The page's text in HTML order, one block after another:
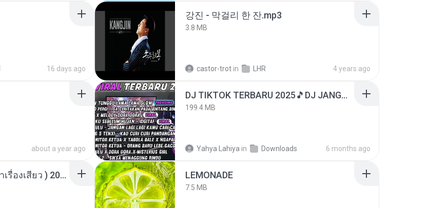
16 days ago
강진 - 막걸리 한 잔.mp3
3.8 MB
castor-trot in LHR 4 years ago
about a year ago
DJ TIKTOK TERBARU 2025🎵DJ JANGAN TUNGGU LAMA LAMA NANTI LAMA LAMA 🎵DJ SEDIA AKU SEBELUM HUJAN
199.4 MB
Yahya Lahiya in Downloads 6 months ago
เพื่อนพี่ ช่วยทำให้เสด ( เล่าเรื่องเสียว ) 201.mp3 LEMONADE
7.5 MB